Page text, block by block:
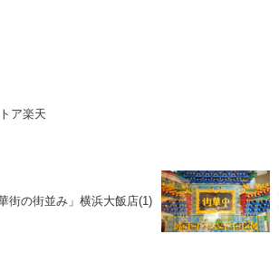
ア楽天
街の街並み」横浜大飯店(1)